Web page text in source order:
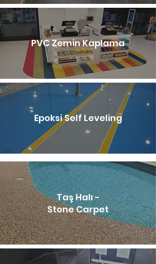
PVC Zemin Kaplama
Epoksi Self Leveling
Taş Halı -
Stone Carpet